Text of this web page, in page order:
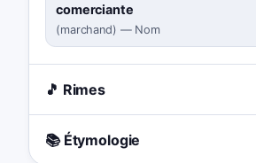
comerciante
(marchand) — Nom
🎵 Rimes
📚 Étymologie